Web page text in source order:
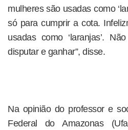
mulheres são usadas como
só para cumprir a cota.
usadas como ‘laranjas’.
disputar e ganhar”, disse.
Na opinião do professor e
Federal do Amazonas